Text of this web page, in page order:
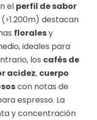
el perfil de sabor
(>1.200m) destacan
floralesy
ideales para
los cafés de
acidez, cuerpo
con notas de
espresso. La
y concentración